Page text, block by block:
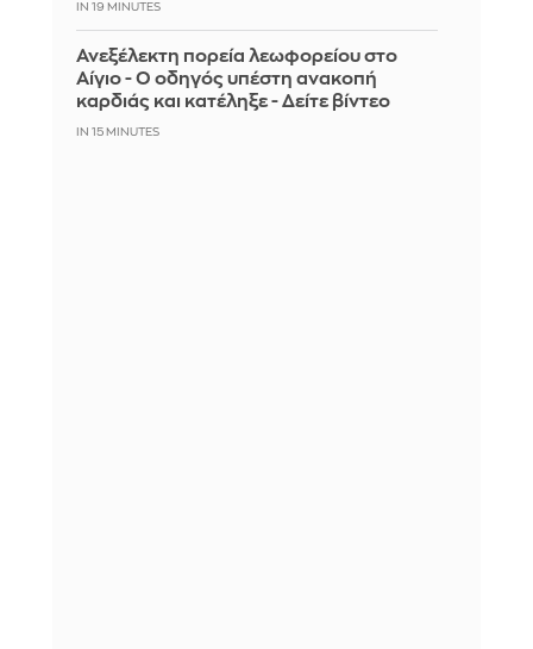
IN 18 MINUTES
Ανεξέλεκτη πορεία λεωφορείου στο
Αίγιο - Ο οδηγός υπέστη ανακοπή
καρδιάς και κατέληξε - Δείτε βίντεο
IN 15 MINUTES